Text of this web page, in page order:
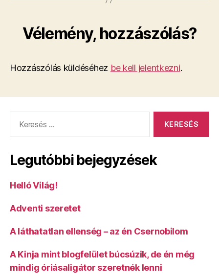
Vélemény, hozzászólás?
Hozzászólás küldéséhez be kell jelentkezni.
Legutóbbi bejegyzések
Helló Világ!
Adventi szeretet
A láthatatlan ellenség – az én Csernobilom
A Kinja mint blogfelület búcsúzik, de én még
mindig óriásaligátor szeretnék lenni